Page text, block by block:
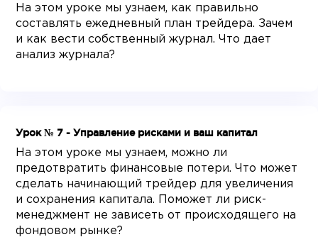
На этом уроке мы узнаем, как правильно
составлять ежедневный план трейдера. Зачем
и как вести собственный журнал. Что дает
анализ журнала?
Урок № 7 - Управление рисками и ваш капитал
На этом уроке мы узнаем, можно ли
предотвратить финансовые потери. Что может
сделать начинающий трейдер для увеличения
и сохранения капитала. Поможет ли риск-
менеджмент не зависеть от происходящего на
фондовом рынке?